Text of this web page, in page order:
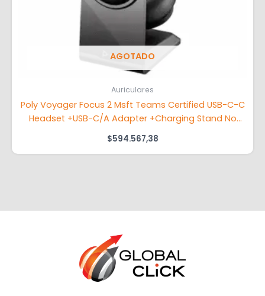
AGOTADO
Auriculares
Poly Voyager Focus 2 Msft Teams Certified USB-C-C
Headset +USB-C/A Adapter +Charging Stand No
localization
$594.567,38